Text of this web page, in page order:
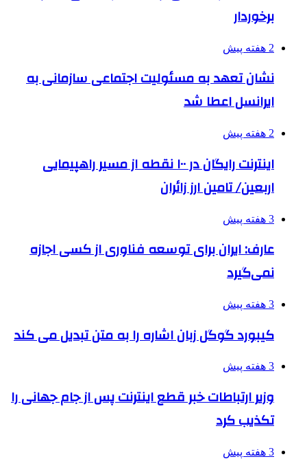
برخوردار
2 هفته پیش
نشان تعهد به مسئولیت اجتماعی سازمانی به
ایرانسل اعطا شد
2 هفته پیش
اینترنت رایگان در ۱۰۰ نقطه از مسیر راهپیمایی
اربعین/ تامین ارز زائران
3 هفته پیش
عارف: ایران برای توسعه فناوری از کسی اجازه
نمی‌گیرد
3 هفته پیش
کیبورد گوگل زبان اشاره را به متن تبدیل می کند
3 هفته پیش
وزیر ارتباطات خبر قطع اینترنت پس از جام جهانی را
تکذیب کرد
3 هفته پیش